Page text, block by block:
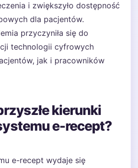
i zwiększyło dostępność
dla pacjentów.
przyczyniła się do
technologii cyfrowych
jak i pracowników
kierunki
e-recept?
e-recept wydaje się